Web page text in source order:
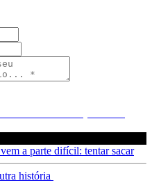
a parte difícil: tentar sacar
história